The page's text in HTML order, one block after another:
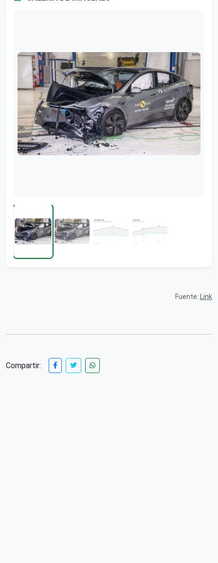
Fuente: Link
Compartir: